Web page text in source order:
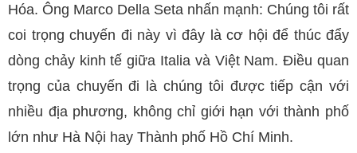
Hóa. Ông Marco Della Seta nhấn mạnh: Chúng tôi rất
coi trọng chuyến đi này vì đây là cơ hội để thúc đẩy
dòng chảy kinh tế giữa Italia và Việt Nam. Điều quan
trọng của chuyến đi là chúng tôi được tiếp cận với
nhiều địa phương, không chỉ giới hạn với thành phố
lớn như Hà Nội hay Thành phố Hồ Chí Minh.